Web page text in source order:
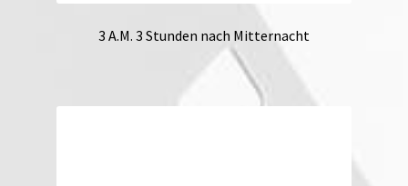
3 A.M. 3 Stunden nach Mitternacht